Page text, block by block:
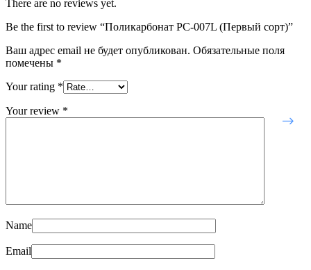
There are no reviews yet.
Be the first to review “Поликарбонат РС-007L (Первый сорт)”
Ваш адрес email не будет опубликован. Обязательные поля
помечены *
Your rating *
Your review *
Name
Email